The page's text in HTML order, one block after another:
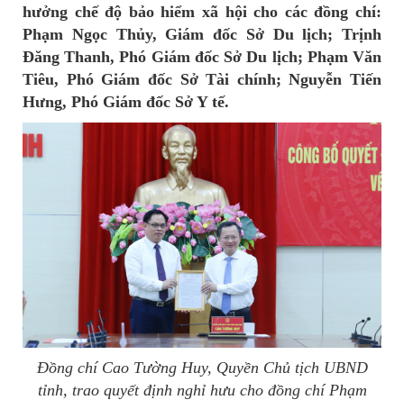
hưởng chế độ bảo hiểm xã hội cho các đồng chí:
Phạm Ngọc Thủy, Giám đốc Sở Du lịch; Trịnh
Đăng Thanh, Phó Giám đốc Sở Du lịch; Phạm Văn
Tiêu, Phó Giám đốc Sở Tài chính; Nguyễn Tiến
Hưng, Phó Giám đốc Sở Y tế.
Đồng chí Cao Tường Huy, Quyền Chủ tịch UBND
tỉnh, trao quyết định nghỉ hưu cho đồng chí Phạm